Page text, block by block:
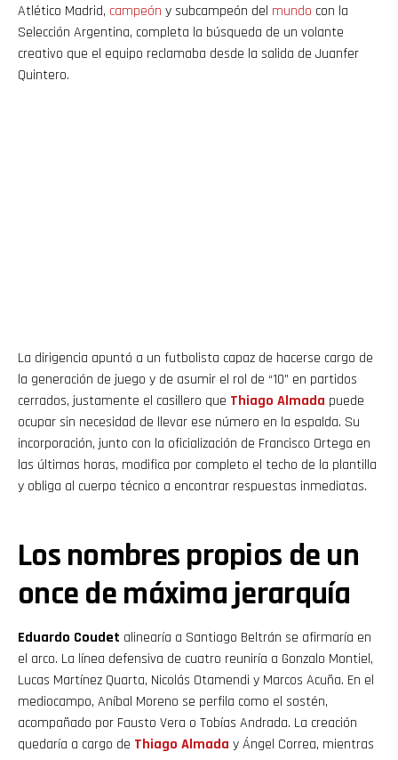
Atlético Madrid, campeón y subcampeón del mundo con la
Selección Argentina, completa la búsqueda de un volante
creativo que el equipo reclamaba desde la salida de Juanfer
Quintero.
La dirigencia apuntó a un futbolista capaz de hacerse cargo de
la generación de juego y de asumir el rol de “10” en partidos
cerrados, justamente el casillero que Thiago Almada puede
ocupar sin necesidad de llevar ese número en la espalda. Su
incorporación, junto con la oficialización de Francisco Ortega en
las últimas horas, modifica por completo el techo de la plantilla
y obliga al cuerpo técnico a encontrar respuestas inmediatas.
Los nombres propios de un
once de máxima jerarquía
Eduardo Coudet alinearía a Santiago Beltrán se afirmaría en
el arco. La línea defensiva de cuatro reuniría a Gonzalo Montiel,
Lucas Martínez Quarta, Nicolás Otamendi y Marcos Acuña. En el
mediocampo, Aníbal Moreno se perfila como el sostén,
acompañado por Fausto Vera o Tobías Andrada. La creación
quedaría a cargo de Thiago Almada y Ángel Correa, mientras